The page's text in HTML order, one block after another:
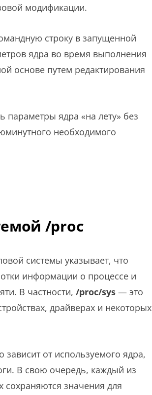
модификации.
строку в запущенной
ядра во время выполнения
основе путем редактирования
ядра «на лету» без
необходимого
/proc
системы указывает, что
информации о процессе и
В частности, /proc/sys — это
драйверах и некоторых
зависит от используемого ядра,
В свою очередь, каждый из
сохраняются значения для